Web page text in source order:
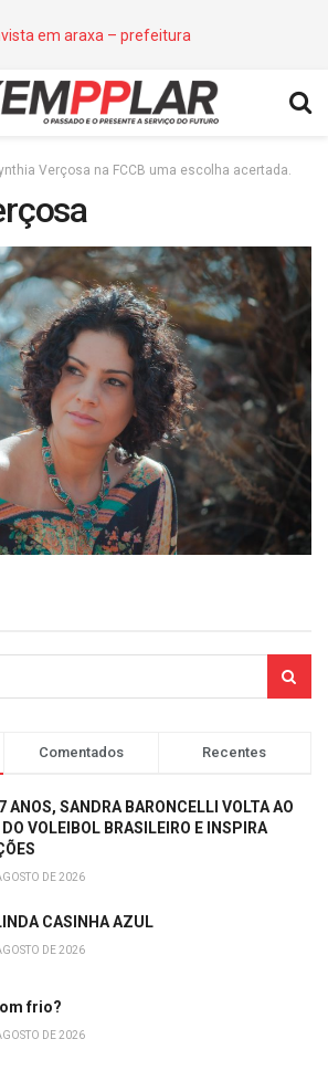
Verçosa na FCCB uma escolha acertada.
Comentados Recentes
ANOS, SANDRA BARONCELLI VOLTA AO
VOLEIBOL BRASILEIRO E INSPIRA
DE 2026
CASINHA AZUL
DE 2026
frio?
DE 2026